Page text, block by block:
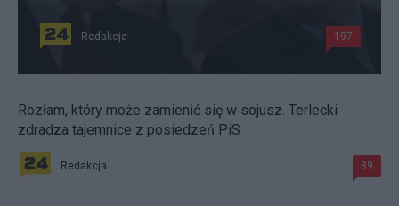
Redakcja 197
Rozłam, który może zamienić się w sojusz. Terlecki
zdradza tajemnice z posiedzeń PiS
Redakcja 89